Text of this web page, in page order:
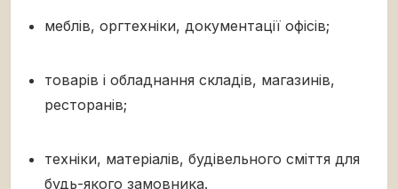
меблів, оргтехніки, документації офісів;
товарів і обладнання складів, магазинів,
ресторанів;
техніки, матеріалів, будівельного сміття для
будь-якого замовника.